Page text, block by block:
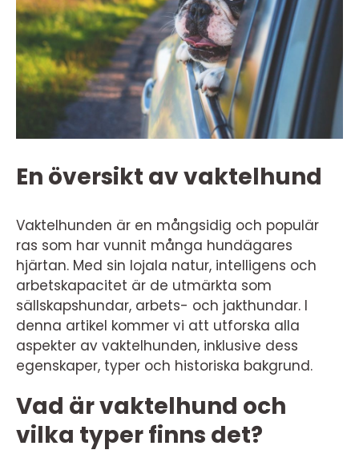
En översikt av vaktelhund
Vaktelhunden är en mångsidig och populär
ras som har vunnit många hundägares
hjärtan. Med sin lojala natur, intelligens och
arbetskapacitet är de utmärkta som
sällskapshundar, arbets- och jakthundar. I
denna artikel kommer vi att utforska alla
aspekter av vaktelhunden, inklusive dess
egenskaper, typer och historiska bakgrund.
Vad är vaktelhund och
vilka typer finns det?